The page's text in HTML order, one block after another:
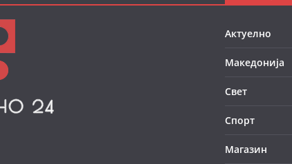
Актуелно
Македонија
Свет
Спорт
Магазин